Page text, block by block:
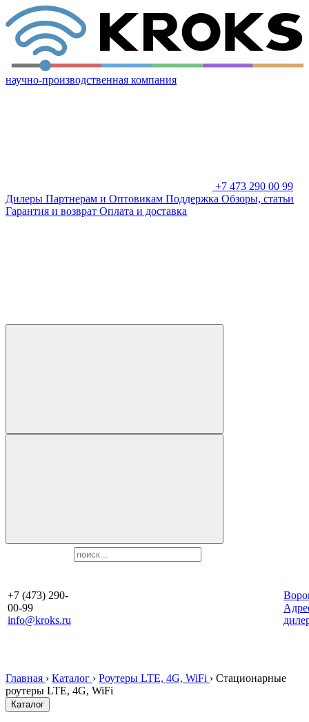
научно-производственная компания
+7 473 290 00 99
Дилеры Партнерам и Оптовикам Поддержка Обзоры, статьи
Гарантия и возврат Оплата и доставка
+7 (473) 290-
00-99
info@kroks.ru
Главная › Каталог › Роутеры LTE, 4G, WiFi › Стационарные
роутеры LTE, 4G, WiFi
Каталог